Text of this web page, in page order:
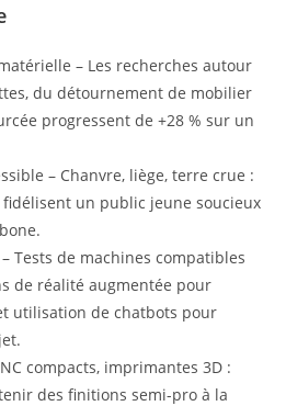
– Les recherches autour
du détournement de mobilier
progressent de +28 % sur un
– Chanvre, liège, terre crue :
un public jeune soucieux
Tests de machines compatibles
de réalité augmentée pour
utilisation de chatbots pour
compacts, imprimantes 3D :
des finitions semi-pro à la